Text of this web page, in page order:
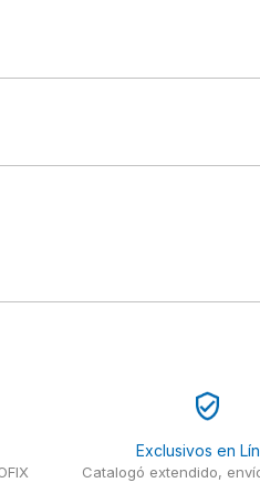
Exclusivos en
Catalogó extendido,